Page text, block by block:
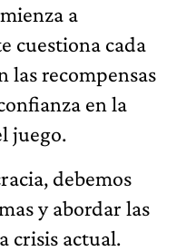
a
cuestiona cada
las recompensas
en la
juego.
debemos
y abordar las
crisis actual.